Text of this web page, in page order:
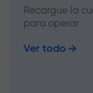
Recargue la
para operar
Ver todo